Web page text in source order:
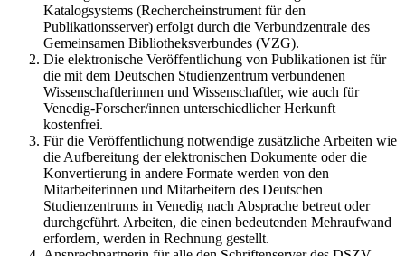
Katalogsystems (Rechercheinstrument für den
Publikationsserver) erfolgt durch die Verbundzentrale des
Gemeinsamen Bibliotheksverbundes (VZG).
Die elektronische Veröffentlichung von Publikationen ist für
die mit dem Deutschen Studienzentrum verbundenen
Wissenschaftlerinnen und Wissenschaftler, wie auch für
Venedig-Forscher/innen unterschiedlicher Herkunft
kostenfrei.
Für die Veröffentlichung notwendige zusätzliche Arbeiten wie
die Aufbereitung der elektronischen Dokumente oder die
Konvertierung in andere Formate werden von den
Mitarbeiterinnen und Mitarbeitern des Deutschen
Studienzentrums in Venedig nach Absprache betreut oder
durchgeführt. Arbeiten, die einen bedeutenden Mehraufwand
erfordern, werden in Rechnung gestellt.